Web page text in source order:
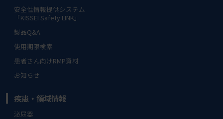
安全性情報提供システム
「KISSEI Safety LINK」
製品Q&A
使用期限検索
患者さん向けRMP資材
お知らせ
疾患・領域情報
泌尿器